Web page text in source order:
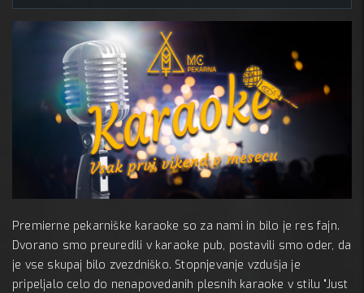
1
Premierne pekarniške karaoke so za nami in bilo je res fajn.
Dvorano smo preuredili v karaoke pub, postavili smo oder, da
je vse skupaj bilo zvezdniško. Stopnjevanje vzdušja je
pripeljalo celo do nenapovedanih plesnih karaoke v stilu "Just